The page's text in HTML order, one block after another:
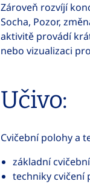
Zároveň rozvíjí
Socha, Pozor,
aktivitě provádí
nebo vizualizaci
Učivo:
Cvičební polohy a
základní
techniky cvičení